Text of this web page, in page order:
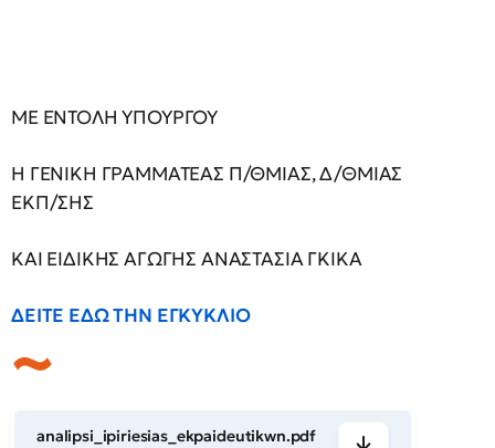
ΜΕ ΕΝΤΟΛΗ ΥΠΟΥΡΓΟΥ
H ΓΕΝΙΚH ΓΡΑΜΜΑΤΕΑΣ Π/ΘΜΙΑΣ, Δ/ΘΜΙΑΣ
ΕΚΠ/ΣΗΣ
ΚΑΙ ΕΙΔΙΚΗΣ ΑΓΩΓΗΣ ΑΝΑΣΤΑΣΙΑ ΓΚΙΚΑ
ΔΕΙΤΕ ΕΔΩ ΤΗΝ ΕΓΚΥΚΛΙΟ
analipsi_ipiriesias_ekpaideutikwn.pdf